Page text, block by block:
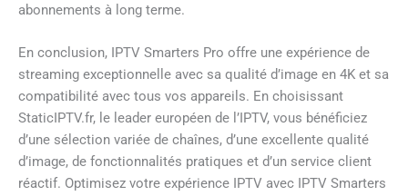
abonnements à long terme.
En conclusion, IPTV Smarters Pro offre une expérience de
streaming exceptionnelle avec sa qualité d’image en 4K et sa
compatibilité avec tous vos appareils. En choisissant
StaticIPTV.fr, le leader européen de l’IPTV, vous bénéficiez
d’une sélection variée de chaînes, d’une excellente qualité
d’image, de fonctionnalités pratiques et d’un service client
réactif. Optimisez votre expérience IPTV avec IPTV Smarters